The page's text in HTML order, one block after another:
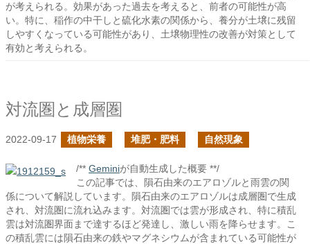
が考えられる。効果があった過去を考えると、前者の可能性が高
い。特に、稲作の中干しと硫化水素の関係から、養分が土壌に残留
しやすくなっている可能性があり、土壌物理性の改善が対策として
有効と考えられる。
対流圏と成層圏
2022-09-17 植物栄養 堆肥・肥料 自然現象
/** Geminiが自動生成した概要 **/
この記事では、隕石由来のエアロゾルと雨雲の関
係について解説しています。隕石由来のエアロゾルは成層圏で生成
され、対流圏に流れ込みます。対流圏では雲が形成され、特に積乱
雲は対流圏界面まで達するほど発達し、激しい雨を降らせます。こ
の積乱雲には隕石由来の鉄やマグネシウムが含まれている可能性が